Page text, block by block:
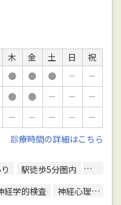
木 金 土 日
祝
● ● ● －
－
● ● － －
－
－ － － －
－
診療時間の詳細はこちら
駅徒歩5分圏内
クレジ
経学的検査 神経心理検査（認知症検査）